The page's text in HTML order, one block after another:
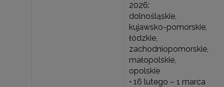
2026:
dolnośląskie,
kujawsko-pomorskie,
łódzkie,
zachodniopomorskie,
małopolskie,
opolskie
• 16 lutego – 1 marca